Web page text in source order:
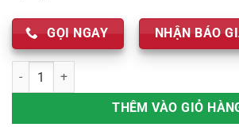
GỌI NGAY NHẬN BÁO
Xe đẩy khay sấy công nghiệp - Bí quyết
THÊM VÀO GIỎ